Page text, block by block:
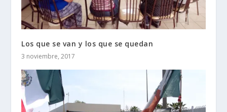
Los que se van y los que se quedan
3 noviembre, 2017